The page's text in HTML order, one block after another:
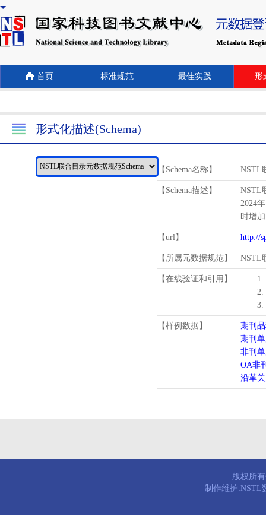
首页 标准规范 最佳实践 形
形式化描述(Schema)
【Schema名称】 NSTL
【Schema描述】
NSTL
2024
时增
【url】 http://
【所属元数据规范】 NSTL
【在线验证和引用】
1.
2.
3.
【样例数据】
期刊
期刊
非刊
OA非
沿革
版权所
制作维护:NSTL